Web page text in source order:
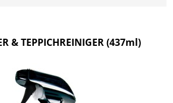
& TEPPICHREINIGER (437ml)